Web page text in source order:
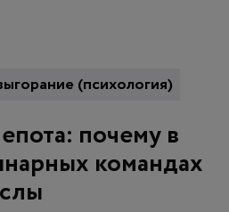
(психология)
почему в
командах